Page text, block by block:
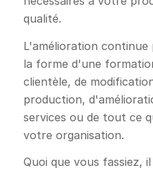
qualité.
L'amélioration
la forme d'une
clientèle, de
production,
services ou de tout ce
votre organisation.
Quoi que vous fassiez,